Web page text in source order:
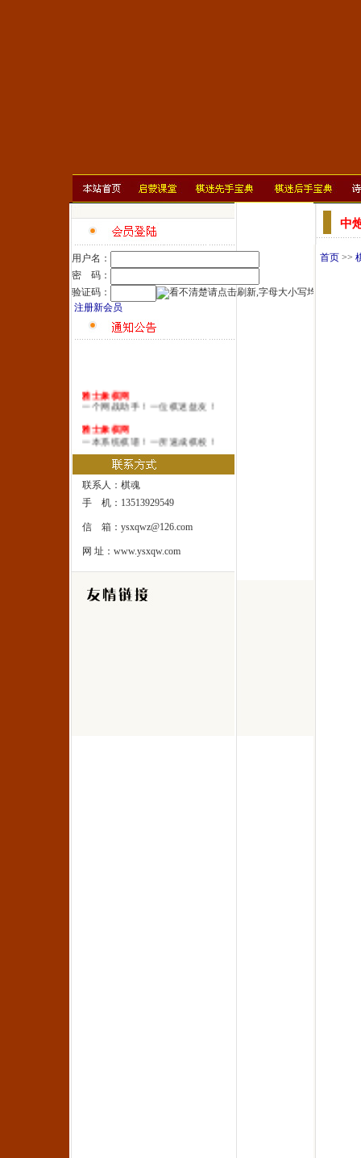
用户名：
密 码：
验证码：
注册新会员
雅士象棋网
一个网战助手！一位棋迷益友！
雅士象棋网
一本系统棋谱！一所速成棋校！
雅士象棋网
一处修身圣地！一座雅士乐园！
联系人：棋魂
手 机：13513929549
信 箱：ysxqwz@126.com
网 址：www.ysxqw.com
中
首页>>